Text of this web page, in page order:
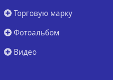
Торговую марку
Фотоальбом
Видео